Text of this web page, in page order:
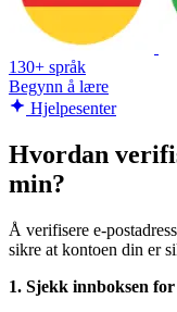
130+ språk
Begynn å lære
Hjelpesenter
Hvordan
min?
Å verifisere e-
sikre at kontoen din er
1. Sjekk innboksen